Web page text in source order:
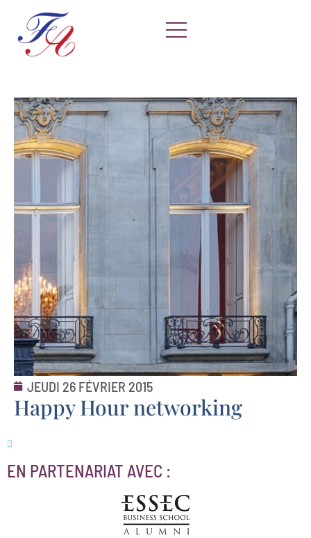
JEUDI 26 FÉVRIER 2015
Happy Hour networking
EN PARTENARIAT AVEC :